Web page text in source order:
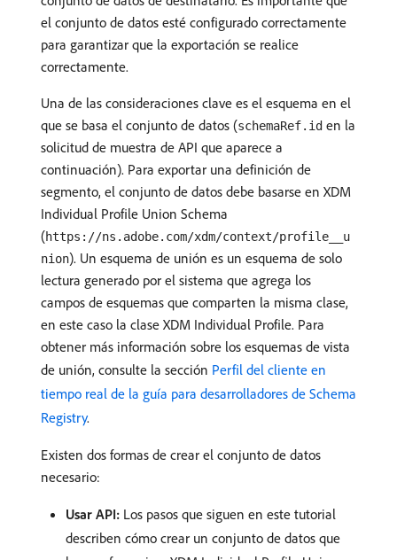
el conjunto de datos esté configurado correctamente
para garantizar que la exportación se realice
correctamente.
Una de las consideraciones clave es el esquema en el
que se basa el conjunto de datos (schemaRef.id en la
solicitud de muestra de API que aparece a
continuación). Para exportar una definición de
segmento, el conjunto de datos debe basarse en XDM
Individual Profile Union Schema
(https://ns.adobe.com/xdm/context/profile__u
nion). Un esquema de unión es un esquema de solo
lectura generado por el sistema que agrega los
campos de esquemas que comparten la misma clase,
en este caso la clase XDM Individual Profile. Para
obtener más información sobre los esquemas de vista
de unión, consulte la sección Perfil del cliente en
tiempo real de la guía para desarrolladores de Schema
Registry.
Existen dos formas de crear el conjunto de datos
necesario:
Usar API: Los pasos que siguen en este tutorial
describen cómo crear un conjunto de datos que